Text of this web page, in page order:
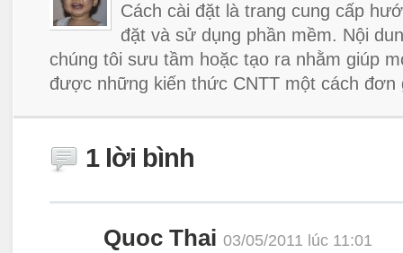
Cách cài đặt là trang cung cấp
đặt và sử dụng phần mềm. Nội
chúng tôi sưu tầm hoặc tạo ra nhằm giúp
được những kiến thức CNTT một cách đơn
1 lời bình
Quoc Thai 03/05/2011 lúc 11:01